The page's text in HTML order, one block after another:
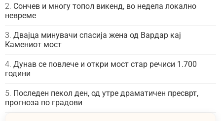
Сончев и многу топол викенд, во недела локално
невреме
Двајца минувачи спасија жена од Вардар кај
Камениот мост
Дунав се повлече и откри мост стар речиси 1.700
години
Последен пекол ден, од утре драматичен пресврт,
прогноза по градови